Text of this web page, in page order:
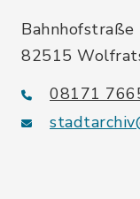
Bahnhofstraße
82515
08171